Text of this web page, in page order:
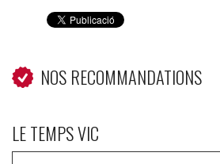
NOS RECOMMANDATIONS
LE TEMPS VIC